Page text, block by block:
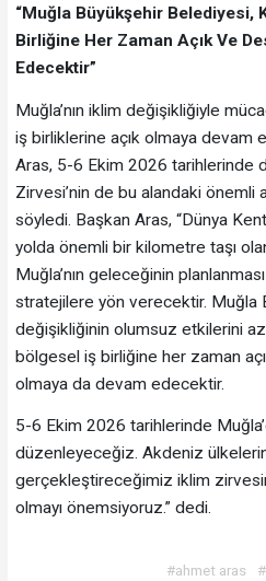
“Muğla Büyükşehir Belediyesi,
Birliğine Her Zaman Açık Ve
Edecektir”
Muğla’nın iklim değişikliğiyle
iş birliklerine açık olmaya devam
Aras, 5-6 Ekim 2026 tarihlerinde
Zirvesi’nin de bu alandaki önemli
söyledi. Başkan Aras, “Dünya
yolda önemli bir kilometre taşı
Muğla’nın geleceğinin
stratejilere yön verecektir. Muğla
değişikliğinin olumsuz etkilerini
bölgesel iş birliğine her zaman
olmaya da devam edecektir.
5-6 Ekim 2026 tarihlerinde
düzenleyeceğiz. Akdeniz
gerçekleştireceğimiz iklim
olmayı önemsiyoruz.” dedi.
#ahmet aras